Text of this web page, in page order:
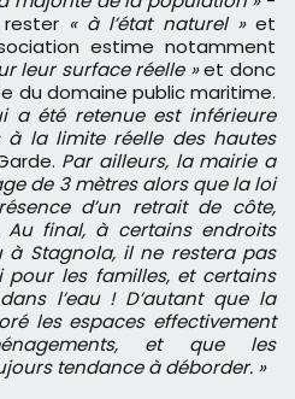
« à l’état naturel »et
estime notamment
leur surface réelle »et donc
du domaine public maritime.
a été retenue est inférieure
à la limite réelle des hautes
Par ailleurs, la mairie a
de 3 mètres alors que la loi
d’un retrait de côte,
Au final, à certains endroits
Stagnola, il ne restera pas
les familles, et certains
l’eau ! D’autant que la
les espaces effectivement
et que les
tendance à déborder. »